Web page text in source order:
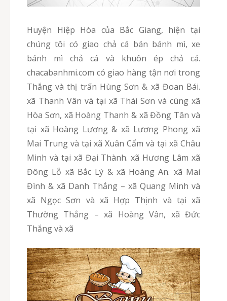
Huyện Hiệp Hòa của Bắc Giang, hiện tại
chúng tôi có giao chả cá bán bánh mì, xe
bánh mì chả cá và khuôn ép chả cá.
chacabanhmi.com có giao hàng tận nơi trong
Thắng và thị trấn Hùng Sơn & xã Đoan Bái.
xã Thanh Vân và tại xã Thái Sơn và cùng xã
Hòa Sơn, xã Hoàng Thanh & xã Đồng Tân và
tại xã Hoàng Lương & xã Lương Phong xã
Mai Trung và tại xã Xuân Cẩm và tại xã Châu
Minh và tại xã Đại Thành. xã Hương Lâm xã
Đông Lỗ xã Bắc Lý & xã Hoàng An. xã Mai
Đình & xã Danh Thắng – xã Quang Minh và
xã Ngọc Sơn và xã Hợp Thịnh và tại xã
Thường Thắng – xã Hoàng Vân, xã Đức
Thắng và xã